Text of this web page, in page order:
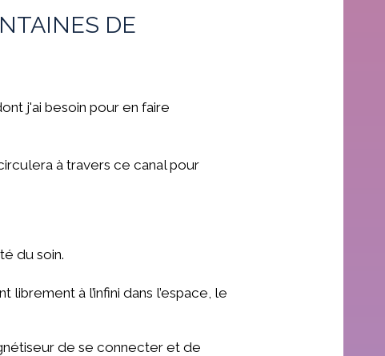
DE
j'ai besoin pour en faire
à travers ce canal pour
du soin.
à l’infini dans l’espace, le
de se connecter et de